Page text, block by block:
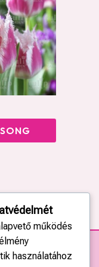
működés
használatához